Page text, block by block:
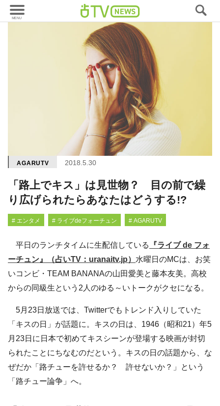
AGARUTV 2018.5.30
「路上でキス」は見世物？ 目の前で繰
り広げられたらあなたはどうする!?
# エンタメ # ライブdeフォーチュン # AGARUTV
平日のランチタイムに生配信している
『ライブ de フォ
ーチュン』（占いTV：uranaitv.jp） 水曜日のMCは、お笑
いコンビ・TEAM BANANAの山田愛美と藤本友美。高校
からの同級生という2人のゆる～いトークがクセになる。
5月23日放送では、Twitterでもトレンド入りしていた
「キスの日」が話題に。キスの日は、1946（昭和21）年5
月23日に日本で初めてキスシーンが登場する映画が封切
られたことにちなむのだという。キスの日の話題から、な
ぜだか「路チューを許せるか？ 許せないか？」という
「路チュー論争」へ。